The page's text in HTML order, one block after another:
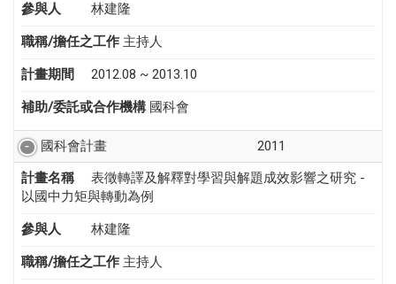
參與人 林建隆
職稱/擔任之工作 主持人
計畫期間 2012.08 ~ 2013.10
補助/委託或合作機構 國科會
國科會計畫
2011
計畫名稱
表徵轉譯及解釋對學習與解題成效影響之研究 -
以國中力矩與轉動為例
參與人 林建隆
職稱/擔任之工作 主持人